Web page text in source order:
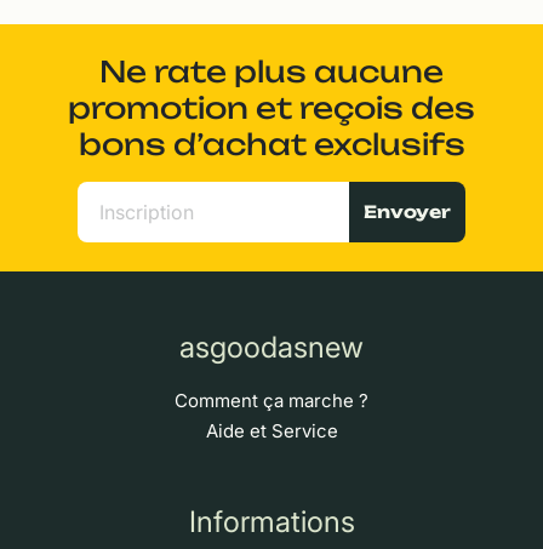
Ne rate plus aucune
promotion et reçois des
bons d’achat exclusifs
Envoyer
asgoodasnew
Comment ça marche ?
Aide et Service
Informations